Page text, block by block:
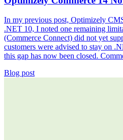
In my previous post, Optimizely
.NET 10, I noted one remaining
(Commerce Connect) did not yet
customers were advised to stay on
this gap has now been closed.
Blog post